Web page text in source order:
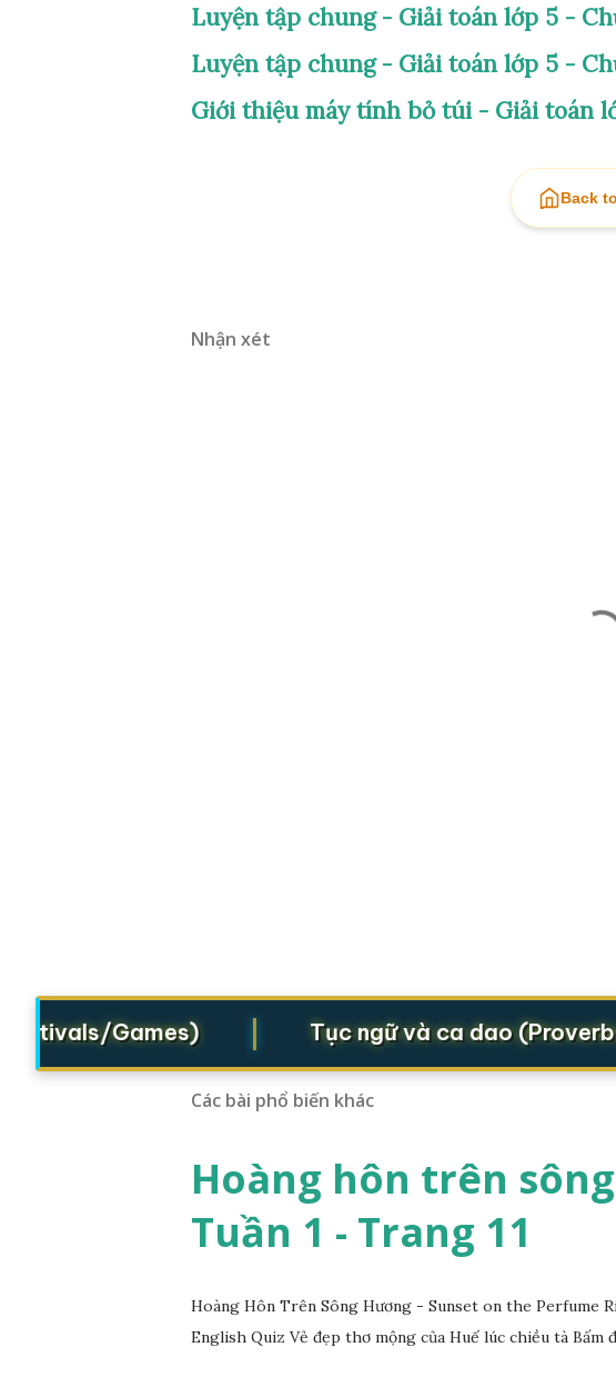
Luyện tập chung - Giải toán lớp 5 -
Luyện tập chung - Giải toán lớp 5 -
Giới thiệu máy tính bỏ túi - Giải toán
Back
Nhận xét
Games) Tục ngữ và ca dao (Proverbs/
Các bài phổ biến khác
Hoàng hôn trên
Tuần 1 - Trang 11
Hoàng Hôn Trên Sông Hương - Sunset on the Perfume
English Quiz Vẻ đẹp thơ mộng của Huế lúc chiều tà Bấm